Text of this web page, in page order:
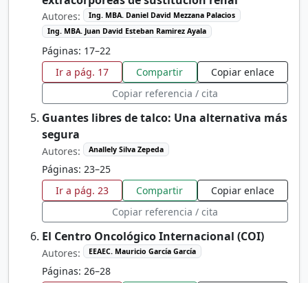
Autores:
Ing. MBA. Daniel David Mezzana Palacios
Ing. MBA. Juan David Esteban Ramirez Ayala
Páginas: 17–22
Ir a pág. 17
Compartir
Copiar enlace
Copiar referencia / cita
Guantes libres de talco: Una alternativa más
segura
Autores: Anallely Silva Zepeda
Páginas: 23–25
Ir a pág. 23
Compartir
Copiar enlace
Copiar referencia / cita
El Centro Oncológico Internacional (COI)
Autores: EEAEC. Mauricio García García
Páginas: 26–28